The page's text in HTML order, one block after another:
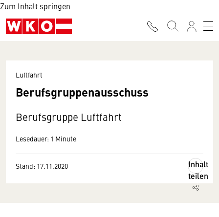
Zum Inhalt springen
Luftfahrt
Berufsgruppenausschuss
Berufsgruppe Luftfahrt
Lesedauer: 1 Minute
Stand: 17.11.2020
Inhalt
teilen